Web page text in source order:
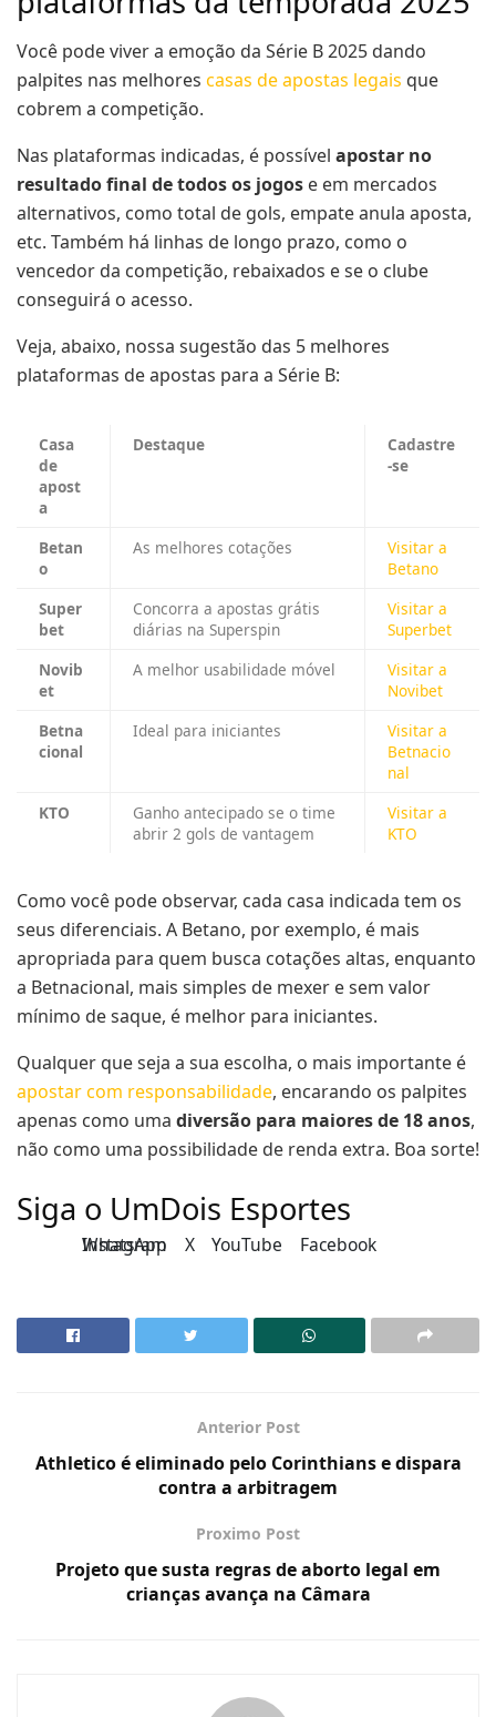
Você pode viver a emoção da Série B 2025 dando
palpites nas melhores casas de apostas legais que
cobrem a competição.
Nas plataformas indicadas, é possível apostar no
resultado final de todos os jogos e em mercados
alternativos, como total de gols, empate anula aposta,
etc. Também há linhas de longo prazo, como o
vencedor da competição, rebaixados e se o clube
conseguirá o acesso.
Veja, abaixo, nossa sugestão das 5 melhores
plataformas de apostas para a Série B:
Casa
de
apost
a
Destaque
Cadastre
-se
Betan
o
As melhores cotações
Visitar a
Betano
Super
bet
Concorra a apostas grátis
diárias na Superspin
Visitar a
Superbet
Novib
et
A melhor usabilidade móvel
Visitar a
Novibet
Betna
cional
Ideal para iniciantes
Visitar a
Betnacio
nal
KTO
Ganho antecipado se o time
abrir 2 gols de vantagem
Visitar a
KTO
Como você pode observar, cada casa indicada tem os
seus diferenciais. A Betano, por exemplo, é mais
apropriada para quem busca cotações altas, enquanto
a Betnacional, mais simples de mexer e sem valor
mínimo de saque, é melhor para iniciantes.
Qualquer que seja a sua escolha, o mais importante é
apostar com responsabilidade, encarando os palpites
apenas como uma diversão para maiores de 18 anos,
não como uma possibilidade de renda extra. Boa sorte!
Siga o UmDois Esportes
Instagram X YouTube Facebook
WhatsApp
Anterior Post
Athletico é eliminado pelo Corinthians e dispara
contra a arbitragem
Proximo Post
Projeto que susta regras de aborto legal em
crianças avança na Câmara